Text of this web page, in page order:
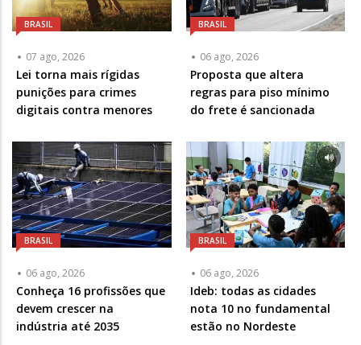
BRASIL
07 ago, 2026
Lei torna mais rígidas
punições para crimes
digitais contra menores
BRASIL
06 ago, 2026
Proposta que altera
regras para piso mínimo
do frete é sancionada
BRASIL
06 ago, 2026
Conheça 16 profissões que
devem crescer na
indústria até 2035
BRASIL
06 ago, 2026
Ideb: todas as cidades
nota 10 no fundamental
estão no Nordeste